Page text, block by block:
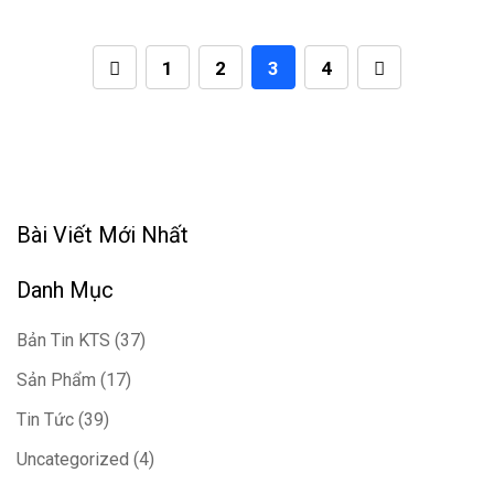
1 2 3 4
Bài Viết Mới Nhất
Danh Mục
Bản Tin KTS (37)
Sản Phẩm (17)
Tin Tức (39)
Uncategorized (4)